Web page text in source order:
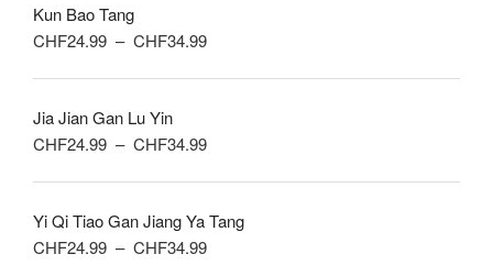
à
Kun Bao Tang
CHF24.99 – CHF34.99Plage
à
Jia Jian Gan Lu Yin
CHF24.99 – CHF34.99Plage
CHF24.99
à
Yi Qi Tiao Gan Jiang Ya Tang
CHF24.99 – CHF34.99Plage